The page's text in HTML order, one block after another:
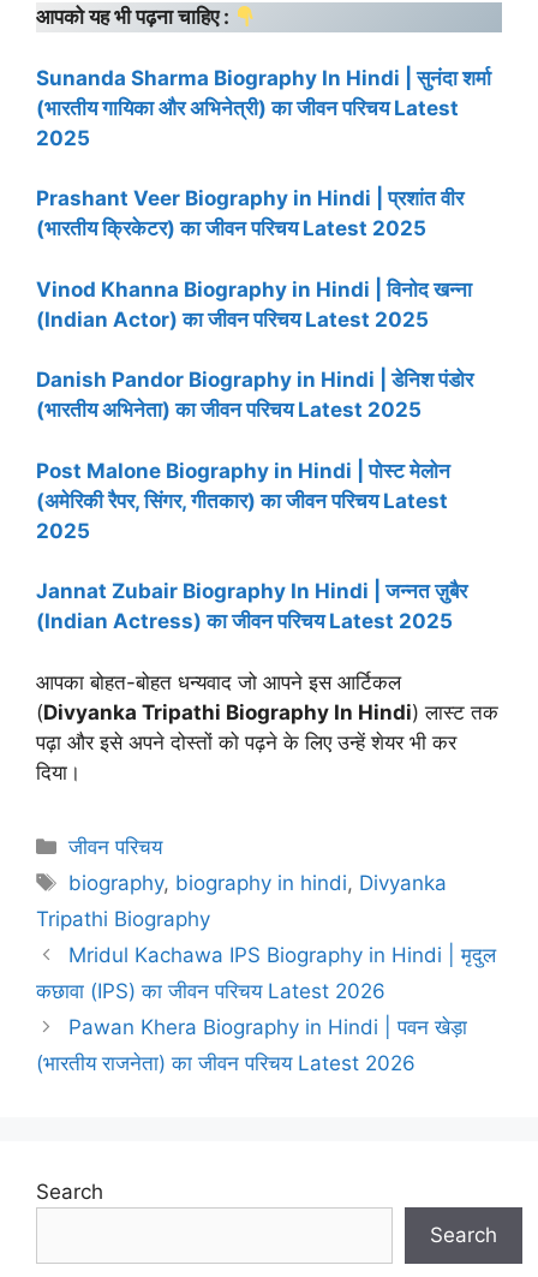
आपको यह भी पढ़ना चाहिए :
Sunanda Sharma Biography In Hindi | सुनंदा शर्मा
(भारतीय गायिका और अभिनेत्री) का जीवन परिचय Latest
2025
Prashant Veer Biography in Hindi | प्रशांत वीर
(भारतीय क्रिकेटर) का जीवन परिचय Latest 2025
Vinod Khanna Biography in Hindi | विनोद खन्ना
(Indian Actor) का जीवन परिचय Latest 2025
Danish Pandor Biography in Hindi | डेनिश पंडोर
(भारतीय अभिनेता) का जीवन परिचय Latest 2025
Post Malone Biography in Hindi | पोस्ट मेलोन
(अमेरिकी रैपर, सिंगर, गीतकार) का जीवन परिचय Latest
2025
Jannat Zubair Biography In Hindi | जन्नत ज़ुबैर
(Indian Actress) का जीवन परिचय Latest 2025
आपका बोहत-बोहत धन्यवाद जो आपने इस आर्टिकल
(Divyanka Tripathi Biography In Hindi) लास्ट तक
पढ़ा और इसे अपने दोस्तों को पढ़ने के लिए उन्हें शेयर भी कर
दिया।
Categories
जीवन परिचय
Tags
biography, biography in hindi, Divyanka
Tripathi Biography
Mridul Kachawa IPS Biography in Hindi | मृदुल
कछावा (IPS) का जीवन परिचय Latest 2026
Pawan Khera Biography in Hindi | पवन खेड़ा
(भारतीय राजनेता) का जीवन परिचय Latest 2026
Search
Search